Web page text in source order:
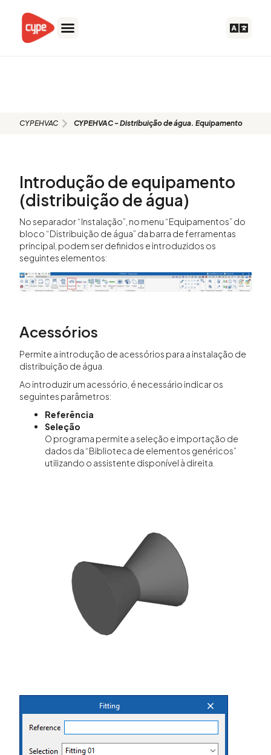
content
CYPEHVAC CYPEHVAC - Distribuição de água. Equipamento
Introdução de equipamento
(distribuição de água)
No separador “Instalação”, no menu “Equipamentos” do
bloco “Distribuição de água” da barra de ferramentas
principal, podem ser definidos e introduzidos os
seguintes elementos:
Acessórios
Permite a introdução de acessórios para a instalação de
distribuição de água.
Ao introduzir um acessório, é necessário indicar os
seguintes parâmetros:
Referência
Seleção
O programa permite a seleção e importação de
dados da “Biblioteca de elementos genéricos”
utilizando o assistente disponível à direita.